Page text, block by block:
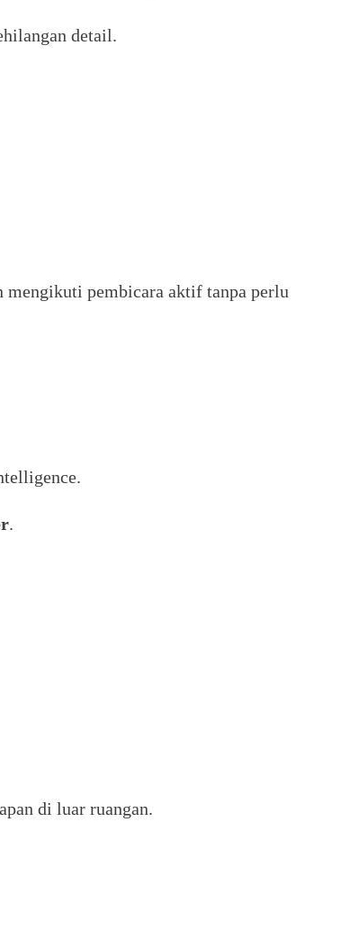
detail.
mengikuti pembicara aktif tanpa perlu
.
di luar ruangan.